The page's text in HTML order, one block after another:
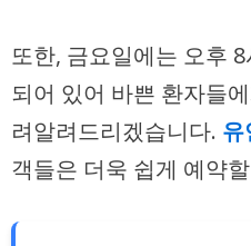
또한, 금요일에는 오후
되어 있어 바쁜 환자들
려알려드리겠습니다. 유
객들은 더욱 쉽게 예약